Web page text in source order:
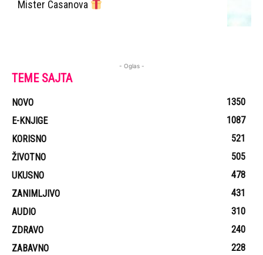
Mister Casanova
- Oglas -
TEME SAJTA
NOVO
1350
E-KNJIGE
1087
KORISNO
521
ŽIVOTNO
505
UKUSNO
478
ZANIMLJIVO
431
AUDIO
310
ZDRAVO
240
ZABAVNO
228